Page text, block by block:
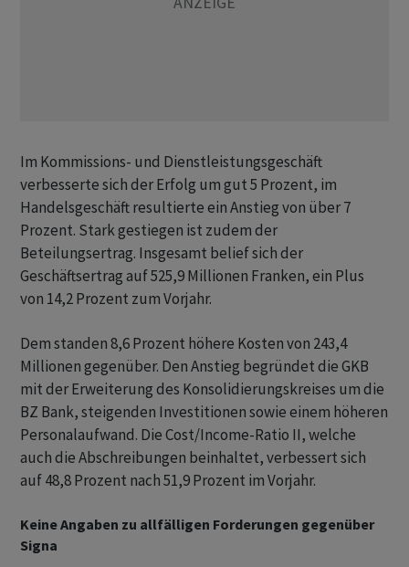
Im Kommissions- und Dienstleistungsgeschäft
verbesserte sich der Erfolg um gut 5 Prozent, im
Handelsgeschäft resultierte ein Anstieg von über 7
Prozent. Stark gestiegen ist zudem der
Beteilungsertrag. Insgesamt belief sich der
Geschäftsertrag auf 525,9 Millionen Franken, ein Plus
von 14,2 Prozent zum Vorjahr.
Dem standen 8,6 Prozent höhere Kosten von 243,4
Millionen gegenüber. Den Anstieg begründet die GKB
mit der Erweiterung des Konsolidierungskreises um die
BZ Bank, steigenden Investitionen sowie einem höheren
Personalaufwand. Die Cost/Income-Ratio II, welche
auch die Abschreibungen beinhaltet, verbessert sich
auf 48,8 Prozent nach 51,9 Prozent im Vorjahr.
Keine Angaben zu allfälligen Forderungen gegenüber
Signa